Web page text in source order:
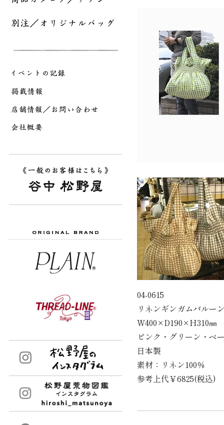
04-0615
リネンギンガムバルー
W400×D190×H310㎜
ピンク・グリーン・ベ
日本製
素材：リネン100％
参考上代￥6825(税込)